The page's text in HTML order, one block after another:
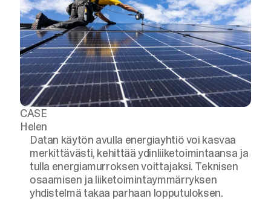
CASE
Helen
Datan käytön avulla energiayhtiö voi kasvaa
merkittävästi, kehittää ydinliiketoimintaansa ja
tulla energiamurroksen voittajaksi. Teknisen
osaamisen ja liiketoimintaymmärryksen
yhdistelmä takaa parhaan lopputuloksen.